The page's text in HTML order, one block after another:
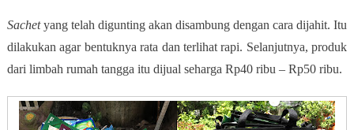
Sachetyang telah digunting akan disambung dengan cara dijahit. Itu
dilakukan agar bentuknya rata dan terlihat rapi. Selanjutnya, produk
dari limbah rumah tangga itu dijual seharga Rp40 ribu – Rp50 ribu.